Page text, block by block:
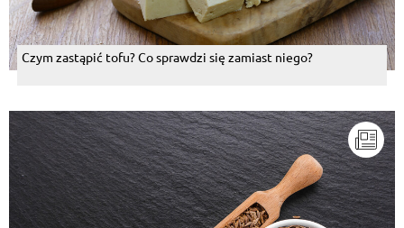
Czym zastąpić tofu? Co sprawdzi się zamiast niego?